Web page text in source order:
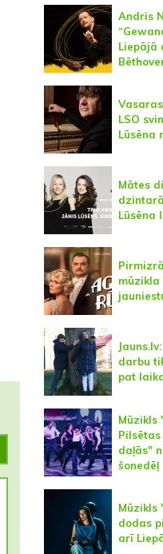
Andris
Liepājā
LSO
Lūsēna
Mātes
Lūsēna
darbu
pat
Mūzikls
daļās"
šonedēļ
Mūzikls
dodas
arī